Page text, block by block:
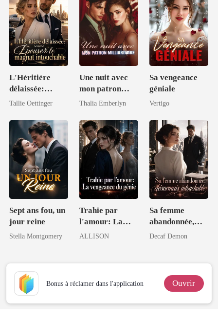
L'Héritière
délaissée:
Épouser le
intouchable
Tallie Oettinger
Une nuit avec
mon patron
milliardaire
Thalia Emberlyn
Sa vengeance
géniale
Vertigo
Sept ans fou, un
jour reine
Stella Montgomery
Trahie par
l'amour: La
vengeance du
ALLISON
Sa femme
abandonnée,
désormais
Decaf Demon
Bonus à réclamer dans l'application Ouvrir